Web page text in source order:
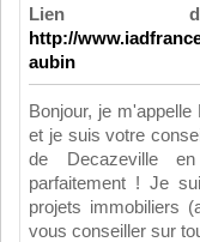
Lien
http://
aubin
Bonjour, je
et je suis votre
de Decazeville
parfaitement ! Je
projets immobiliers
vous conseiller sur